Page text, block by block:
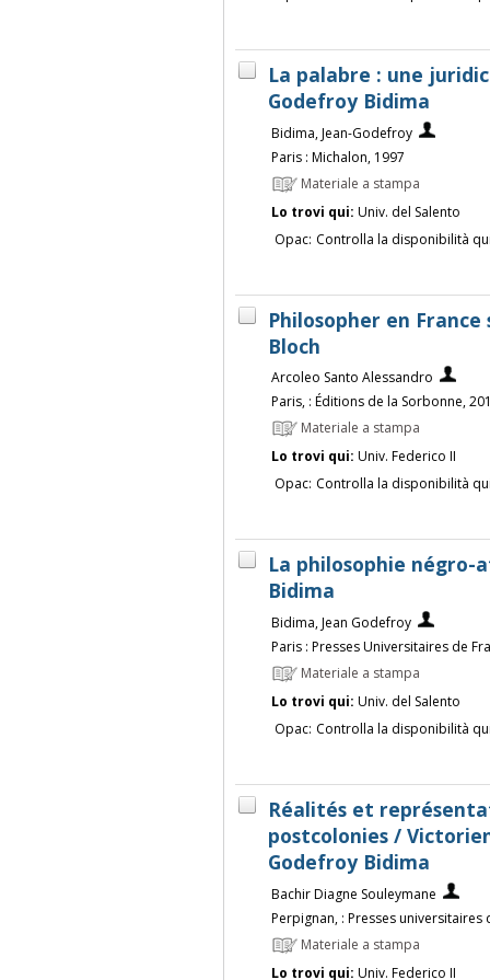
La palabre : une
Godefroy Bidima
Bidima, Jean-Godefroy
Paris : Michalon, 1997
Materiale a stampa
Lo trovi qui: Univ. del Salento
Opac: Controlla la disponibilità
Philosopher en
Bloch
Arcoleo Santo Alessandro
Paris, : Éditions de la Sorbonne,
Materiale a stampa
Lo trovi qui: Univ. Federico II
Opac: Controlla la disponibilità
La philosophie négro-
Bidima
Bidima, Jean Godefroy
Paris : Presses Universitaires de
Materiale a stampa
Lo trovi qui: Univ. del Salento
Opac: Controlla la disponibilità
Réalités et
postcolonies /
Godefroy Bidima
Bachir Diagne Souleymane
Perpignan, : Presses universitaires
Materiale a stampa
Lo trovi qui: Univ. Federico II